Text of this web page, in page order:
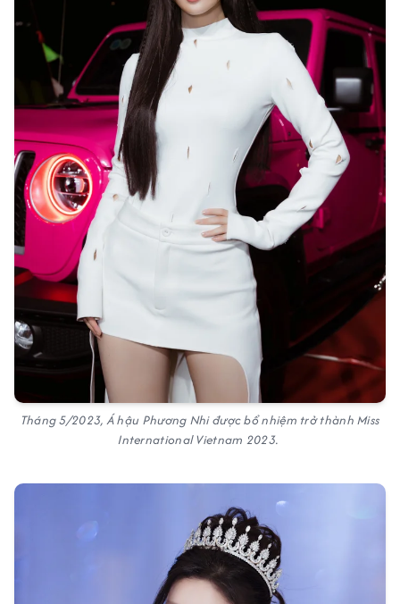
Tháng 5/2023, Á hậu Phương Nhi được bổ nhiệm trở thành Miss
International Vietnam 2023.